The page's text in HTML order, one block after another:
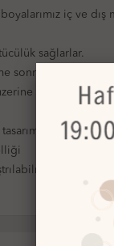
iç ve
sağlarlar.
temizliklere
vernik önerilir.
olanağı